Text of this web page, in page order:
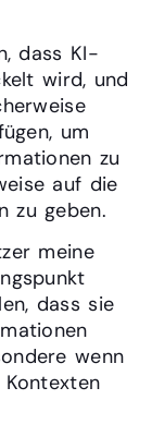
dass KI-
wird, und
um
zu
auf die
zu geben.
meine
dass sie
wenn